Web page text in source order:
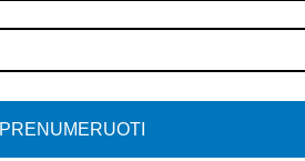
PRENUMERUOTI